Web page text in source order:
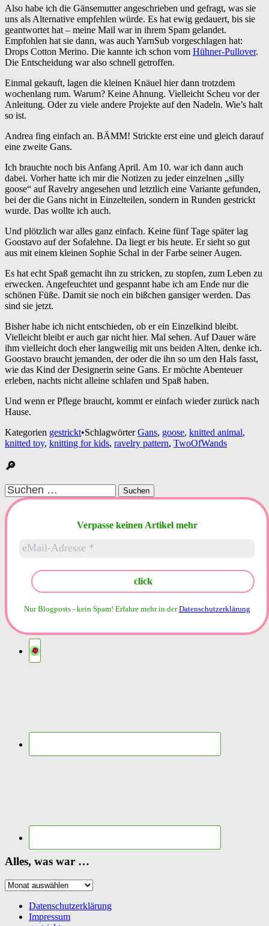
Also habe ich die Gänsemutter angeschrieben und gefragt, was sie
uns als Alternative empfehlen würde. Es hat ewig gedauert, bis sie
geantwortet hat – meine Mail war in ihrem Spam gelandet.
Empfohlen hat sie dann, was auch YarnSub vorgeschlagen hat:
Drops Cotton Merino. Die kannte ich schon vom Hühner-Pullover.
Die Entscheidung war also schnell getroffen.
Einmal gekauft, lagen die kleinen Knäuel hier dann trotzdem
wochenlang rum. Warum? Keine Ahnung. Vielleicht Scheu vor der
Anleitung. Oder zu viele andere Projekte auf den Nadeln. Wie’s halt
so ist.
Andrea fing einfach an. BÄMM! Strickte erst eine und gleich darauf
eine zweite Gans.
Ich brauchte noch bis Anfang April. Am 10. war ich dann auch
dabei. Vorher hatte ich mir die Notizen zu jeder einzelnen „silly
goose“ auf Ravelry angesehen und letztlich eine Variante gefunden,
bei der die Gans nicht in Einzelteilen, sondern in Runden gestrickt
wurde. Das wollte ich auch.
Und plötzlich war alles ganz einfach. Keine fünf Tage später lag
Goostavo auf der Sofalehne. Da liegt er bis heute. Er sieht so gut
aus mit einem kleinen Sophie Schal in der Farbe seiner Augen.
Es hat echt Spaß gemacht ihn zu stricken, zu stopfen, zum Leben zu
erwecken. Angefeuchtet und gespannt habe ich am Ende nur die
schönen Füße. Damit sie noch ein bißchen gansiger werden. Das
sind sie jetzt.
Bisher habe ich nicht entschieden, ob er ein Einzelkind bleibt.
Vielleicht bleibt er auch gar nicht hier. Mal sehen. Auf Dauer wäre
ihm vielleicht doch eher langweilig mit uns beiden Alten, denke ich.
Goostavo braucht jemanden, der oder die ihn so um den Hals fasst,
wie das Kind der Designerin seine Gans. Er möchte Abenteuer
erleben, nachts nicht alleine schlafen und Spaß haben.
Und wenn er Pflege braucht, kommt er einfach wieder zurück nach
Hause.
Kategorien gestrickt•SchlagwörterGans, goose, knitted animal,
knitted toy, knitting for kids, ravelry pattern, TwoOfWands
🔎
Suchen
nach:
Verpasse keinen Artikel mehr
Nur Blogposts - kein Spam! Erfahre mehr in derDatenschutzerklärung
Alles, was war …
Alles,
Datenschutzerklärung
Impressum